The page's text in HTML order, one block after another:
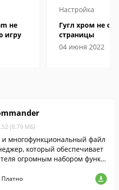
не
игру
Настройка
Гугл хром не
страницы
04 июня 2022
(8.79 МБ)
многофункциональный файл
который обеспечивает
огромным набором функц
Платно